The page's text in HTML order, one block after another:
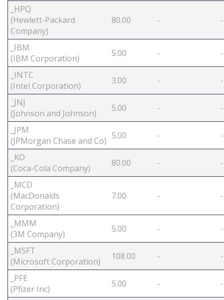
_HPQ
(Hewlett-Packard
Company)
80.00 - -
_IBM
(IBM Corporation)
5.00 -
-
_INTC
(Intel Corporation)
3.00 -
-
_JNJ
(Johnson and Johnson)
5.00 -
-
_JPM
(JPMorgan Chase and Co) 5.00 -
-
_KO
(Coca-Cola Company)
80.00 -
-
_MCD
(MacDonalds
Corporation)
7.00 - -
_MMM
(3M Company)
5.00 -
-
_MSFT
(Microsoft Corporation)
108.00 -
-
_PFE
(Pfizer Inc)
5.00 - -